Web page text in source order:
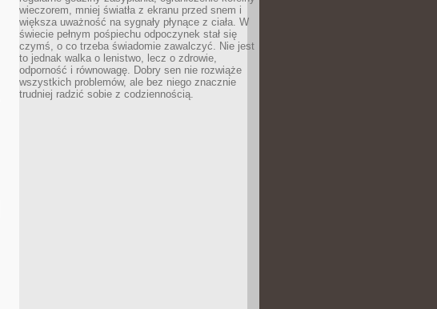
wieczorem, mniej światła z ekranu przed snem i
większa uważność na sygnały płynące z ciała. W
świecie pełnym pośpiechu odpoczynek stał się
czymś, o co trzeba świadomie zawalczyć. Nie jest
to jednak walka o lenistwo, lecz o zdrowie,
odporność i równowagę. Dobry sen nie rozwiąże
wszystkich problemów, ale bez niego znacznie
trudniej radzić sobie z codziennością.